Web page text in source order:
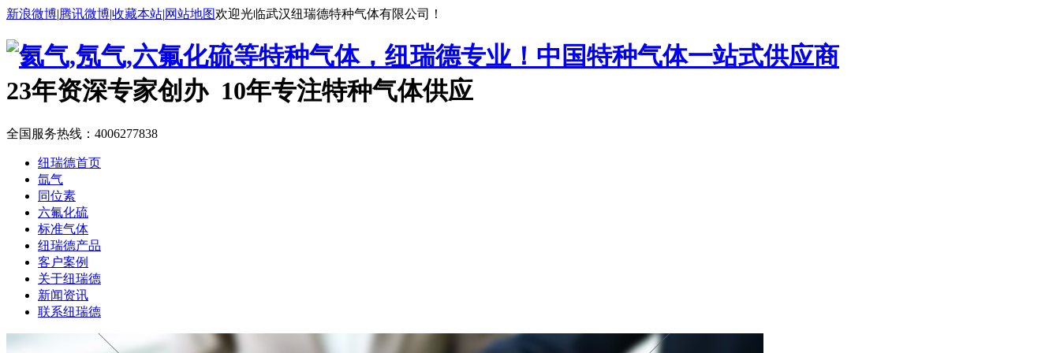
新浪微博|腾讯微博|收藏本站|网站地图欢迎光临武汉纽瑞德特种气体有限公司！
中国特种气体一站式供应商
23年资深专家创办 10年专注特种气体供应
全国服务热线： 4006277838
纽瑞德首页
氙气
同位素
六氟化硫
标准气体
纽瑞德产品
客户案例
关于纽瑞德
新闻资讯
联系纽瑞德